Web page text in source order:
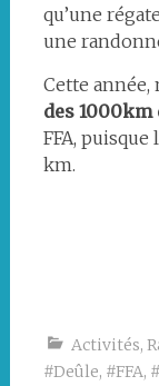
qu’une
une
Cette année,
des 1000km
FFA, puisque
km.
Activités,
#Deûle, #FFA,